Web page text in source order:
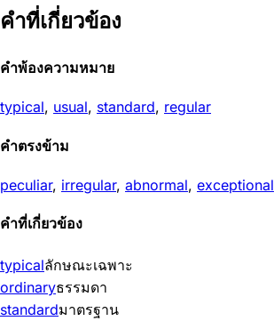
คำที่เกี่ยวข้อง
คำพ้องความหมาย
typical, usual, standard, regular
คำตรงข้าม
peculiar, irregular, abnormal, exceptional
คำที่เกี่ยวข้อง
typicalลักษณะเฉพาะ
ordinaryธรรมดา
standardมาตรฐาน